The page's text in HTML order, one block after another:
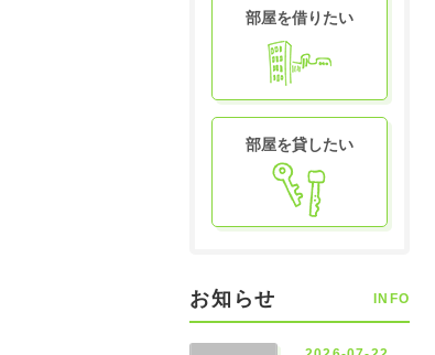
部屋を借りたい
部屋を貸したい
お知らせ INFO